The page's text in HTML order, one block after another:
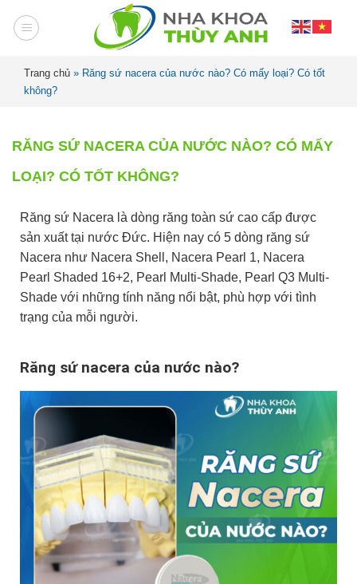
Trang chủ » Răng sứ nacera của nước nào? Có mấy loại? Có tốt
không?
RĂNG SỨ NACERA CỦA NƯỚC NÀO? CÓ MẤY
LOẠI? CÓ TỐT KHÔNG?
Răng sứ Nacera là dòng răng toàn sứ cao cấp được
sản xuất tại nước Đức. Hiện nay có 5 dòng răng sứ
Nacera như Nacera Shell, Nacera Pearl 1, Nacera
Pearl Shaded 16+2, Pearl Multi-Shade, Pearl Q3 Multi-
Shade với những tính năng nổi bật, phù hợp với tình
trạng của mỗi người.
Răng sứ nacera của nước nào?